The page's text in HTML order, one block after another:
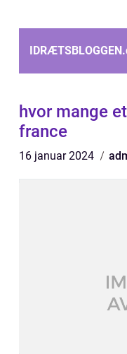
IDRÆTSBLOGGEN.
hvor mange
france
16 januar 2024